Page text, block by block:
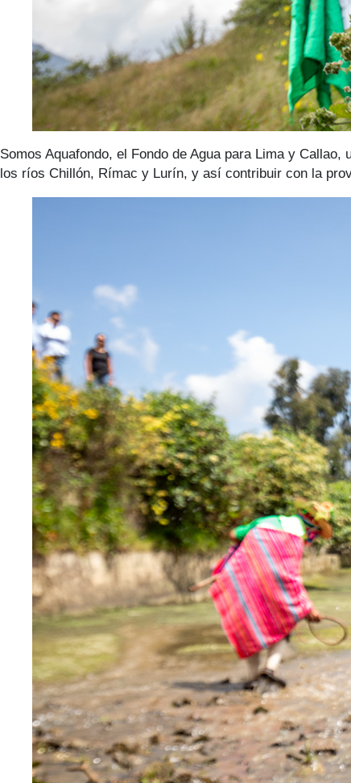
Somos Aquafondo, el Fondo de Agua para Lima y
los ríos Chillón, Rímac y Lurín, y así contribuir con la